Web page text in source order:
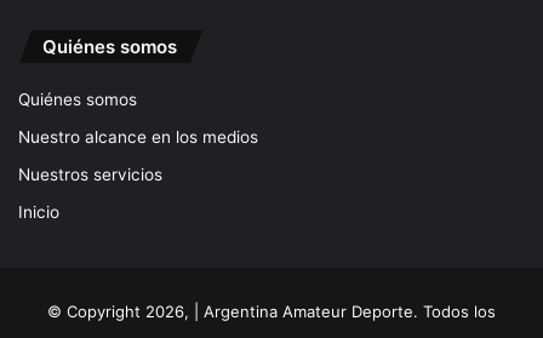
Quiénes somos
Quiénes somos
Nuestro alcance en los medios
Nuestros servicios
Inicio
© Copyright 2026, | Argentina Amateur Deporte. Todos los